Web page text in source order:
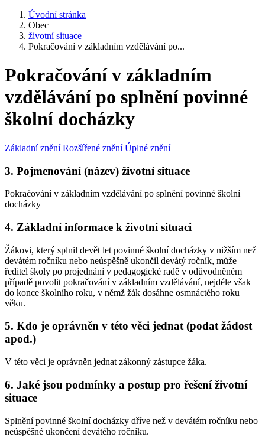
Úvodní stránka
Obec
životní situace
Pokračování v základním vzdělávání po...
Pokračování v základním
vzdělávání po splnění povinné
školní docházky
Základní znění Rozšířené znění Úplné znění
3. Pojmenování (název) životní situace
Pokračování v základním vzdělávání po splnění povinné školní
docházky
4. Základní informace k životní situaci
Žákovi, který splnil devět let povinné školní docházky v nižším než
devátém ročníku nebo neúspěšně ukončil devátý ročník, může
ředitel školy po projednání v pedagogické radě v odůvodněném
případě povolit pokračování v základním vzdělávání, nejdéle však
do konce školního roku, v němž žák dosáhne osmnáctého roku
věku.
5. Kdo je oprávněn v této věci jednat (podat žádost
apod.)
V této věci je oprávněn jednat zákonný zástupce žáka.
6. Jaké jsou podmínky a postup pro řešení životní
situace
Splnění povinné školní docházky dříve než v devátém ročníku nebo
neúspěšné ukončení devátého ročníku.